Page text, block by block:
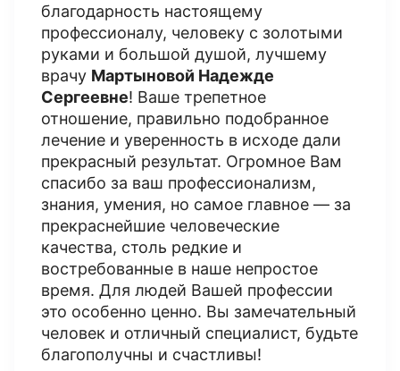
благодарность настоящему
профессионалу, человеку с золотыми
руками и большой душой, лучшему
врачу Мартыновой Надежде
Сергеевне! Ваше трепетное
отношение, правильно подобранное
лечение и уверенность в исходе дали
прекрасный результат. Огромное Вам
спасибо за ваш профессионализм,
знания, умения, но самое главное — за
прекраснейшие человеческие
качества, столь редкие и
востребованные в наше непростое
время. Для людей Вашей профессии
это особенно ценно. Вы замечательный
человек и отличный специалист, будьте
благополучны и счастливы!